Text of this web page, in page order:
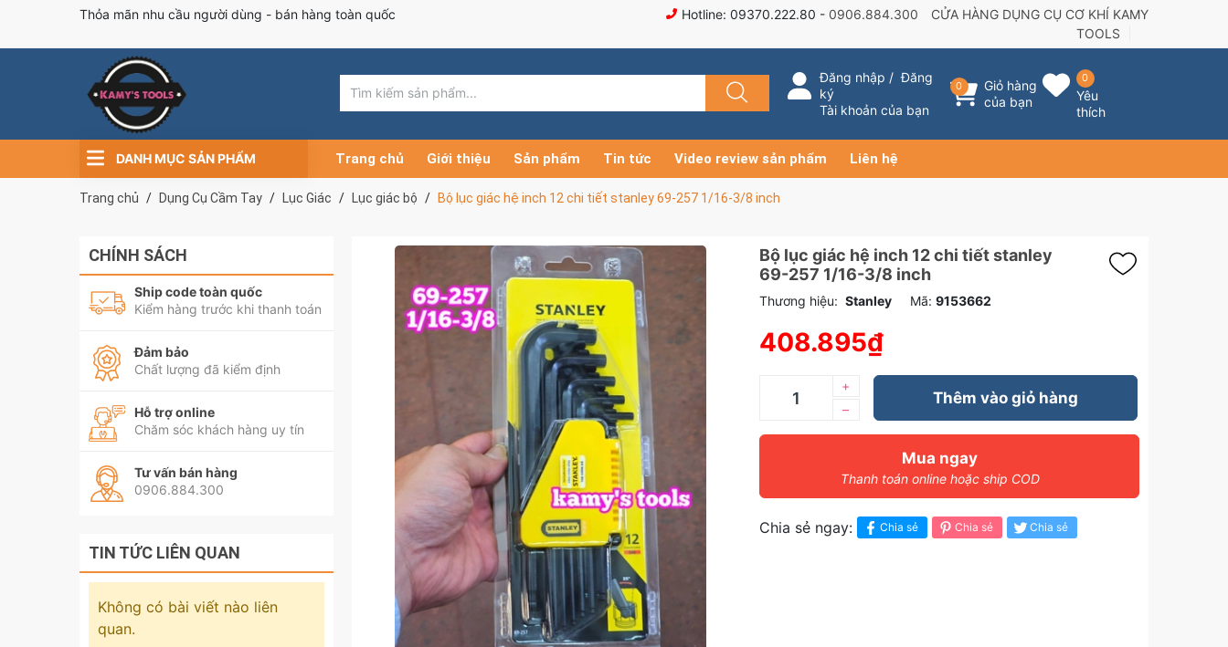
Thỏa mãn nhu cầu người dùng - bán hàng toàn quốc Hotline: 09370.222.80 - 0906.884.300
CỬA HÀNG DỤNG CỤ CƠ KHÍ KAMY
TOOLS
Đăng nhập /Đăng
ký
Tài khoản của bạn
0
Giỏ hàng
của bạn
0
Yêu
thích
DANH MỤC SẢN PHẨM Trang chủ Giới thiệu Sản phẩm Tin tức Video review sản phẩm Liên hệ
Trang chủ Dụng Cụ Cầm Tay Lục Giác Lục giác bộ Bộ lục giác hệ inch 12 chi tiết stanley 69-257 1/16-3/8 inch
Bộ lục giác hệ inch 12 chi tiết stanley
69-257 1/16-3/8 inch
Thương hiệu: Stanley Mã: 9153662
408.895₫
–
+
Thêm vào giỏ hàng
Mua ngay
Thanh toán online hoặc ship COD
Chia sẻ ngay: Chia sẻ Chia sẻ Chia sẻ
CHÍNH SÁCH
Ship code toàn quốc
Kiểm hàng trước khi thanh toán
Đảm bảo
Chất lượng đã kiểm định
Hỗ trợ online
Chăm sóc khách hàng uy tín
Tư vấn bán hàng
0906.884.300
TIN TỨC LIÊN QUAN
Không có bài viết nào liên
quan.